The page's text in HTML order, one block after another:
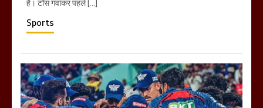
है। टॉस गंवाकर पहले […]
Sports